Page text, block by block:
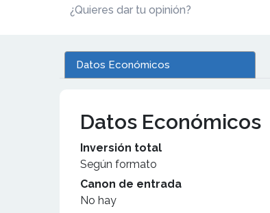
¿Quieres dar tu opinión?
Datos Económicos
Datos Económicos
Inversión total
Según formato
Canon de entrada
No hay